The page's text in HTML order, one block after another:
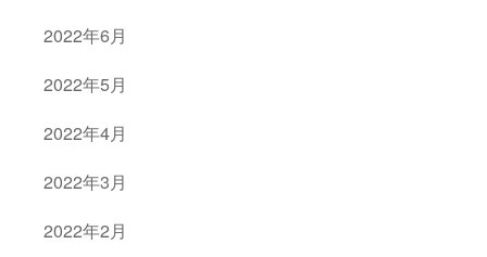
2022年6月
2022年5月
2022年4月
2022年3月
2022年2月